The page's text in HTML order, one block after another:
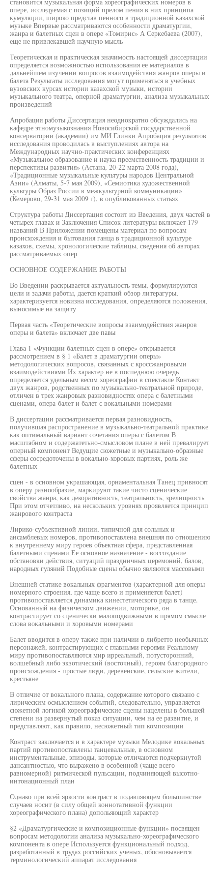
опере, исследуемая с позиций прелом пения в них принципа
кумуляции, широко представ пенного в традиционной казахской
музыке Впервые рассматриваются особенности драматургии,
жанра и балетных сцен в опере «Томирис» А Серкебаева (2007),
еще не привлекавшей научную мысль
Теоретическая и практическая значимость настоящей диссертации
определяется возможностью использования ее материалов в
дальнейшем изучении вопросов взаимодействия жанров оперы и
балета Результаты исследования могут применяться в учебных
вузовских курсах истории казахской музыки, истории
музыкального театра, оперной драматургии, анализа музыкальных
произведений
Апробация работы Диссертация неоднократно обсуждались на
кафедре этномузыкознания Новосибирской государственной
консерватории (академии) им МИ Глинки Апробация результатов
исследования проводилась в выступлениях автора на
Международных научно-практических конференциях
«Музыкальное образование и наука преемственность традиции и
перспективы развития» (Астана, 20-22 марта 2008 года),
«Традиционные музыкальные культуры народов Центральной
Азии» (Алматы, 5-7 мая 2009), «Семиотика художественной
культуры Образ России в межкультурной коммуникации»
(Кемерово, 29-31 мая 2009 г), в опубликованных статьях
Структура работы Диссертация состоит из Введения, двух частей в
четырех главах и Заключения Список литературы включает 179
названий В Приложении помещены материал по вопросам
происхождения и бытования ганца в традиционной культуре
казахов, схемы, хронологические таблицы, сведения об авторах
рассматриваемых опер
ОСНОВНОЕ СОДЕРЖАНИЕ РАБОТЫ
Во Введении раскрывается актуальность темы, формулируются
цели и задачи работы, дается краткий обзор литерагуры,
характеризуется новизна исследования, определяются положения,
выносимые на защиту
Первая часть «Теоретические вопросы взаимодействия жанров
оперы и балета» включает две павы
Глава 1 «Функции балетных сцен в опере» открывается
рассмотрением в § 1 «Балет в драматургии оперы»
методологических вопросов, связанных с кроссжанровыми
взаимодействиями Их характер не в поспеднюю очередь
определяется удельным весом хореографии в спектакле Контакт
двух жанров, родственных по музыкально-театральной природе,
отличен в трех жанровых разновидностях опера с балетными
сценами, опера-балет и балет с вокальными номерами
В диссертации рассматривается первая разновидность,
получившая распространение в музыкально-театральной практике
как оптимальный вариант сочетания оперы с балетом В
масштабном и содержатетьно-смысловом плане в ней превалирует
оперный компонент Ведущие сюжетные и музыкально-образные
сферы сосредоточены в вокально-хоровых партиях, роль же
балетных
сцен - в основном украшающая, орнаментальная Танец привносят
в оперу разнообразие, маркируют такие чисто сценические
свойства жанра, как декоративность, театральность, зрелищность
При этом отчетливо, на нескольких уровнях проявляется принцип
жанрового контраста
Лирико-субъективной линии, типичной для сольных и
ансамблевых номеров, противопоставлена внешняя по отношению
к внутреннему миру героев объектная сфера, представленная
балетными сценами Ее основное назначение - воссоздание
обстановки действия, ситуаций праздничных церемоний, балов,
народных гуляний Подобные сцены обычно являются массовыми
Внешней статике вокальных фрагментов (характерной для оперы
номерного строения, где чаще всего и применяется балет)
противопоставляется динамика кинестетического ряда в танце.
Основанный на физическом движении, моторике, он
контрастирует со сценически малоподвижными в прямом смысле
слова вокальными и хоровыми номерами
Балет вводится в оперу также при наличии в либретто необычных
персонажей, контрастирующих с главными героями Реальному
миру противопоставляются мир ирреальный, потусторонний,
волшебный либо экзотический (восточный), героям благородного
происхождения - простые люди, деревенские, сельские жители,
крестьяне
В отличие от вокального плана, содержание которого связано с
лирическим осмыслением событий, следовательно, управляется
сюжетной логикой хореографические сцены нацелены в большей
степени на развернутый показ ситуации, чем на ее развитие, и
представляют, как правило, несюжетный тип композиции
Контраст заключается и в характере музыки Мелодике вокальных
партий противопоставлены танцевальные, в основном
инструментальные, эпизоды, которые отличаются подчеркнутой
дансантностью, что выражено в особенной (чаще всего
равномерной) ритмической пульсации, подчиняющей высотно-
интонационный план
Однако при всей яркости контраст в подавляющем большинстве
случаев носит (в силу общей коннотативной функции
хореографического плана) допольяющий характер
§2 «Драматургические и композиционные функции» посвящен
вопросам методологии анализа музыкально-хореографического
компонента в опере Используется функциональный подход,
разработанный в трудах российских ученых, обосновывается
терминологический аппарат исследования